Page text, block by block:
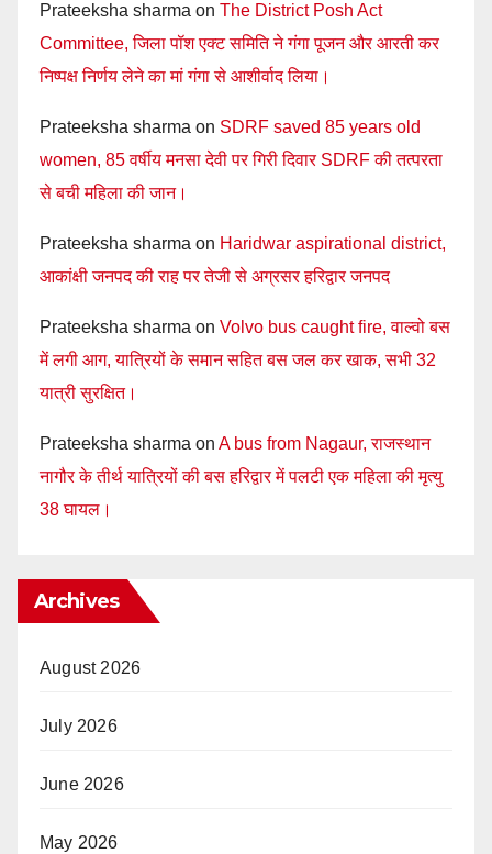
Prateeksha sharma on The District Posh Act
Committee, जिला पॉश एक्ट समिति ने गंगा पूजन और आरती कर
निष्पक्ष निर्णय लेने का मां गंगा से आशीर्वाद लिया।
Prateeksha sharma on SDRF saved 85 years old
women, 85 वर्षीय मनसा देवी पर गिरी दिवार SDRF की तत्परता
से बची महिला की जान।
Prateeksha sharma on Haridwar aspirational district,
आकांक्षी जनपद की राह पर तेजी से अग्रसर हरिद्वार जनपद
Prateeksha sharma on Volvo bus caught fire, वाल्वो बस
में लगी आग, यात्रियों के समान सहित बस जल कर खाक, सभी 32
यात्री सुरक्षित।
Prateeksha sharma on A bus from Nagaur, राजस्थान
नागौर के तीर्थ यात्रियों की बस हरिद्वार में पलटी एक महिला की मृत्यु
38 घायल।
Archives
August 2026
July 2026
June 2026
May 2026